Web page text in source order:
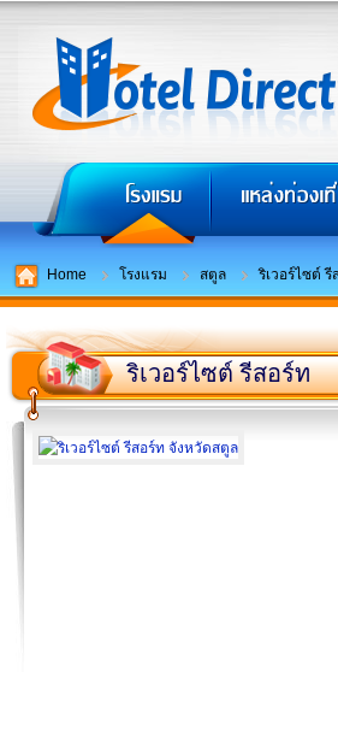
Home โรงแรม สตูล ริเวอร์ไซต์ รี
ริเวอร์ไซต์ รีสอร์ท